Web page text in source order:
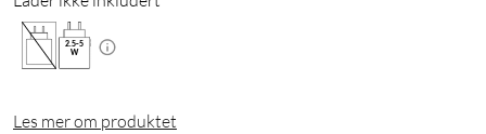
2.5-5
W
Les mer om produktet